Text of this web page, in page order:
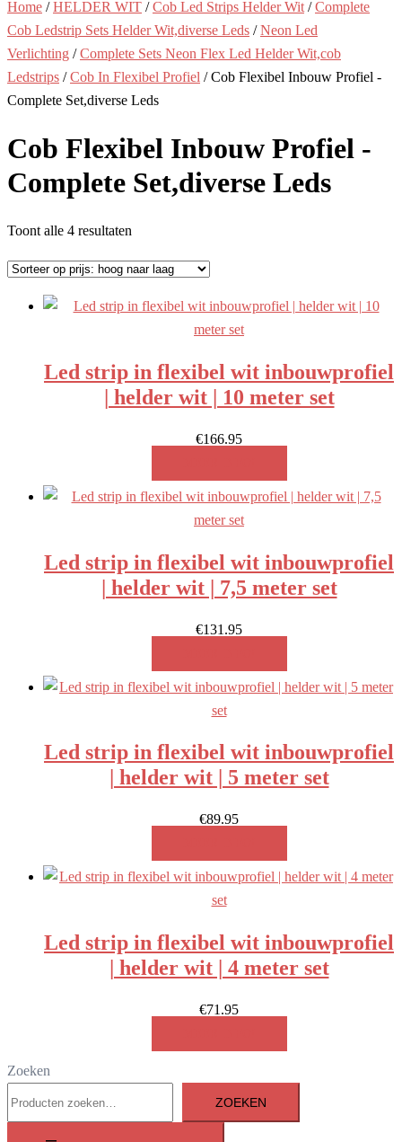
Home /HELDER WIT /Cob Led Strips Helder Wit /Complete
Cob Ledstrip Sets Helder Wit,diverse Leds /Neon Led
Verlichting /Complete Sets Neon Flex Led Helder Wit,cob
Ledstrips /Cob In Flexibel Profiel / Cob Flexibel Inbouw Profiel -
Complete Set,diverse Leds
Cob Flexibel Inbouw Profiel -
Complete Set,diverse Leds
Toont alle 4 resultaten
prijs:
hoog
Led strip in flexibel wit inbouwprofiel
| helder wit | 10 meter set
€166.95
Led strip in flexibel wit inbouwprofiel
| helder wit | 7,5 meter set
€131.95
Led strip in flexibel wit inbouwprofiel
| helder wit | 5 meter set
€89.95
Led strip in flexibel wit inbouwprofiel
| helder wit | 4 meter set
€71.95
Zoeken
ZOEKEN